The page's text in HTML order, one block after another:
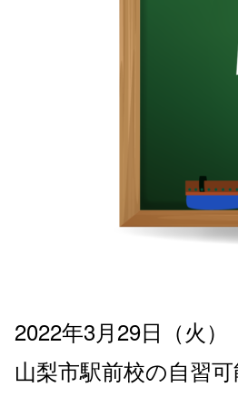
2022年3月29日 （火）
山梨市駅前校の自習